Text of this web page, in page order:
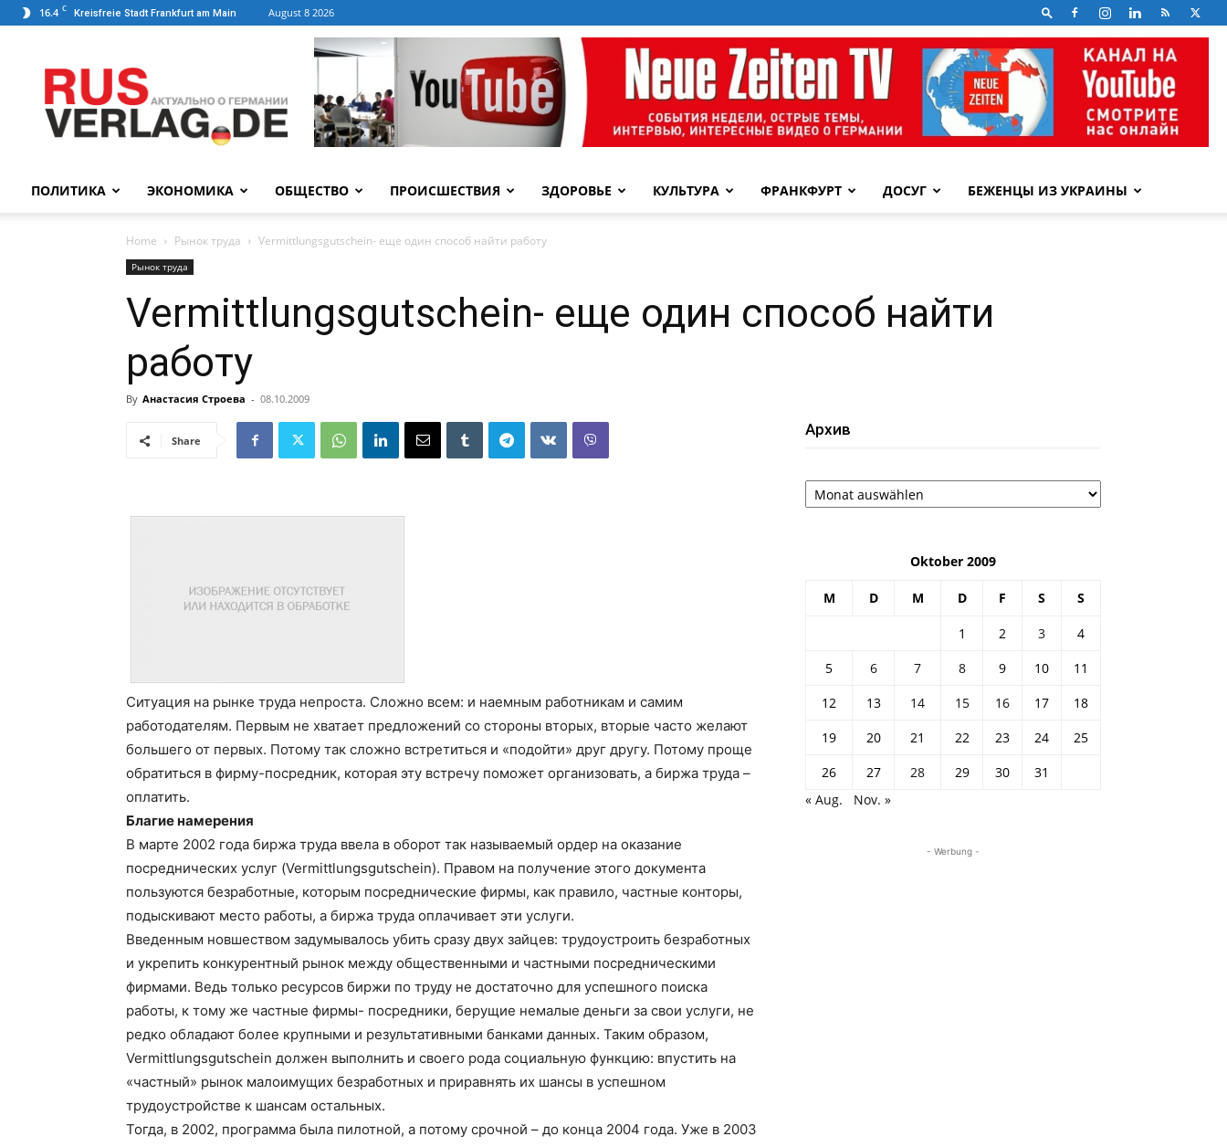
16.4 C Kreisfreie Stadt Frankfurt am Main August 8 2026
ПОЛИТИКА ЭКОНОМИКА ОБЩЕСТВО ПРОИСШЕСТВИЯ ЗДОРОВЬЕ КУЛЬТУРА ФРАНКФУРТ ДОСУГ БЕЖЕНЦЫ ИЗ УКРАИНЫ
Home Рынок труда Vermittlungsgutschein- еще один способ найти работу
Рынок труда
Vermittlungsgutschein- еще один способ найти
работу
By Анастасия Строева - 08.10.2009
Share
Ситуация на рынке труда непроста. Сложно всем: и наемным работникам и самим
работодателям. Первым не хватает предложений со стороны вторых, вторые часто желают
большего от первых. Потому так сложно встретиться и «подойти» друг другу. Потому проще
обратиться в фирму-посредник, которая эту встречу поможет организовать, а биржа труда –
оплатить.
Благие намерения
В марте 2002 года биржа труда ввела в оборот так называемый ордер на оказание
посреднических услуг (Vermittlungsgutschein). Правом на получение этого документа
пользуются безработные, которым посреднические фирмы, как правило, частные конторы,
подыскивают место работы, а биржа труда оплачивает эти услуги.
Введенным новшеством задумывалось убить сразу двух зайцев: трудоустроить безработных
и укрепить конкурентный рынок между общественными и частными посредническими
фирмами. Ведь только ресурсов биржи по труду не достаточно для успешного поиска
работы, к тому же частные фирмы- посредники, берущие немалые деньги за свои услуги, не
редко обладают более крупными и результативными банками данных. Таким образом,
Vermittlungsgutschein должен выполнить и своего рода социальную функцию: впустить на
«частный» рынок малоимущих безработных и приравнять их шансы в успешном
трудоустройстве к шансам остальных.
Тогда, в 2002, программа была пилотной, а потому срочной – до конца 2004 года. Уже в 2003
Архив
Архив
Oktober 2009
M D M D F S S
1 2 3
4
5
6 7 8 9 10
11
12
13 14 15 16 17
18
19
20 21 22 23 24
25
26
27 28 29 30
31
« Aug.
Nov. »
- Werbung -